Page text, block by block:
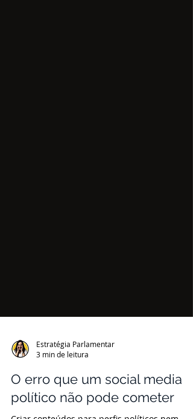
Estratégia Parlamentar
3 min de leitura